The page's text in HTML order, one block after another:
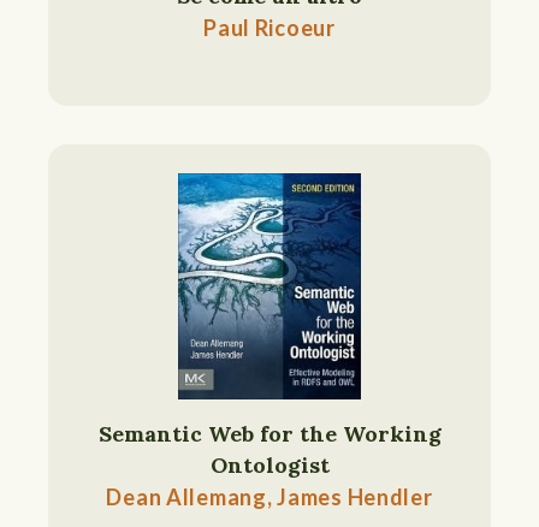
Paul Ricoeur
Semantic Web for the Working
Ontologist
Dean Allemang, James Hendler